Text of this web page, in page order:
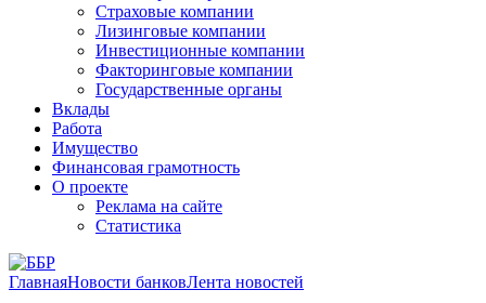
Страховые компании
Лизинговые компании
Инвестиционные компании
Факторинговые компании
Государственные органы
Вклады
Работа
Имущество
Финансовая грамотность
О проекте
Реклама на сайте
Статистика
ГлавнаяНовости банковЛента новостей